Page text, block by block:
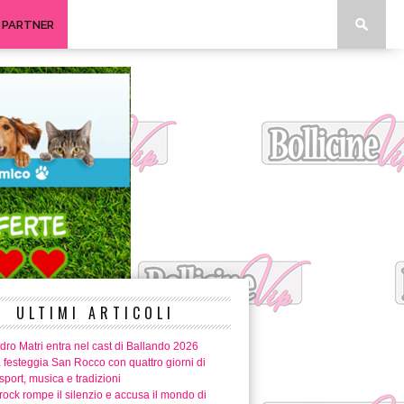
PARTNER
ULTIMI ARTICOLI
Matri entra nel cast di Ballando 2026
festeggia San Rocco con quattro giorni di
musica e tradizioni
rompe il silenzio e accusa il mondo di